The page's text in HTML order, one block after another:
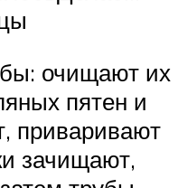
очищают их
пятен и
приваривают
зачищают,